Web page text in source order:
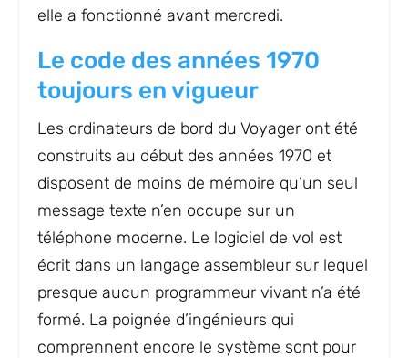
elle a fonctionné avant mercredi.
Le code des années 1970
toujours en vigueur
Les ordinateurs de bord du Voyager ont été
construits au début des années 1970 et
disposent de moins de mémoire qu’un seul
message texte n’en occupe sur un
téléphone moderne. Le logiciel de vol est
écrit dans un langage assembleur sur lequel
presque aucun programmeur vivant n’a été
formé. La poignée d’ingénieurs qui
comprennent encore le système sont pour